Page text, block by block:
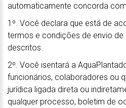
automaticamente concorda
1º. Você declara que está de
termos e condições de envio de
descritos.
2º. Você isentará a
funcionários, colaboradores ou
jurídica ligada direta ou
qualquer processo, boletim de